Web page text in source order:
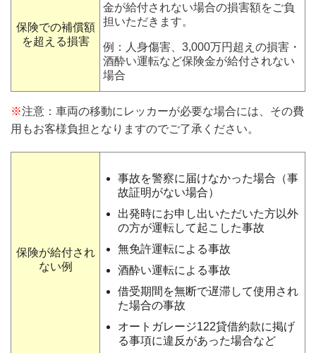
保険での補償額
を超える損害
金が給付されない場合の損害額をご負
担いただきます。
例：人身傷害、3,000万円超えの損害・
酒酔い運転など保険金が給付されない
場合
※注意：車両の移動にレッカーが必要な場合には、その費
用もお客様負担となりますのでご了承ください。
保険が給付され
ない例
事故を警察に届けなかった場合（事
故証明がない場合）
出発時にお申し出いただいた方以外
の方が運転して起こした事故
無免許運転による事故
酒酔い運転による事故
借受期間を無断で遅滞して使用され
た場合の事故
オートガレージ122貸借約款に掲げ
る事項に違反があった場合など